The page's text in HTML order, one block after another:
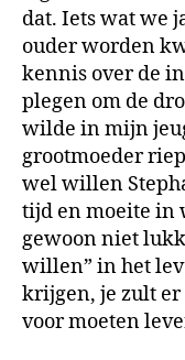
dat. Iets wat we
ouder worden
kennis over de
plegen om de
wilde in mijn
grootmoeder
wel willen
tijd en moeite in
gewoon niet
willen” in het
krijgen, je zult
voor moeten